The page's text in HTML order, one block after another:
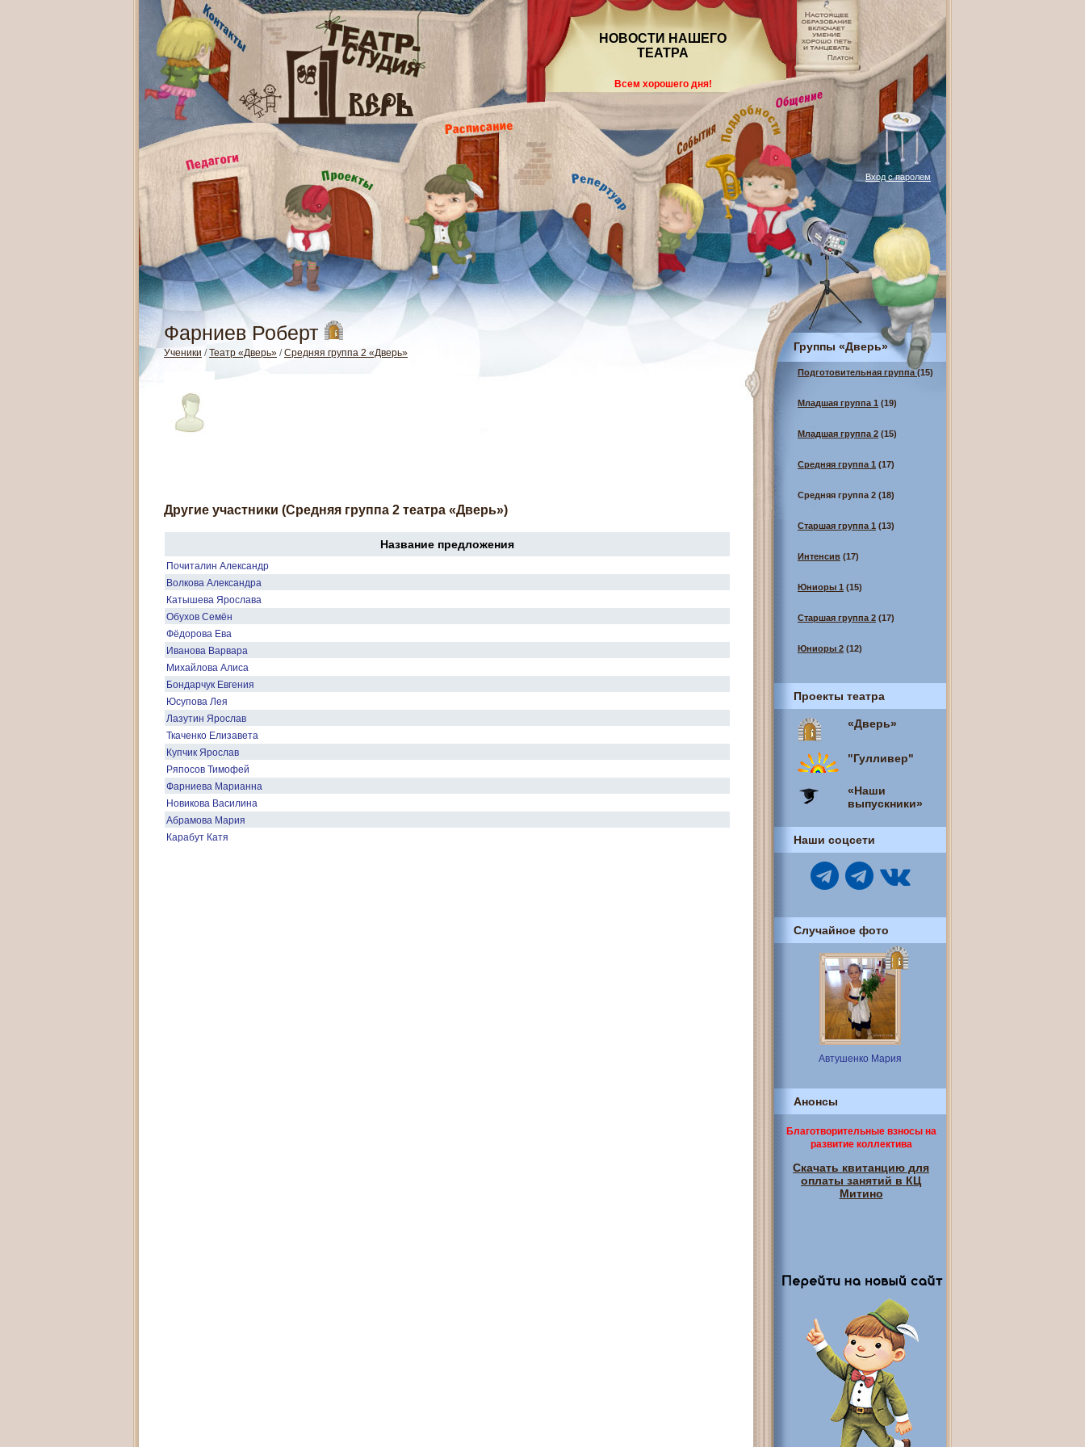
НОВОСТИ НАШЕГО
ТЕАТРА
Всем хорошего дня!
Вход с паролем
Фарниев Роберт
Ученики /Театр «Дверь» /Средняя группа 2 «Дверь»
Другие участники (Средняя группа 2 театра «Дверь»)
Название предложения
Почиталин Александр
Волкова Александра
Катышева Ярослава
Обухов Семён
Фёдорова Ева
Иванова Варвара
Михайлова Алиса
Бондарчук Евгения
Юсупова Лея
Лазутин Ярослав
Ткаченко Елизавета
Купчик Ярослав
Ряпосов Тимофей
Фарниева Марианна
Новикова Василина
Абрамова Мария
Карабут Катя
Группы «Дверь»
Подготовительная группа(15)
Младшая группа 1 (19)
Младшая группа 2 (15)
Средняя группа 1 (17)
Средняя группа 2 (18)
Старшая группа 1 (13)
Интенсив (17)
Юниоры 1 (15)
Старшая группа 2 (17)
Юниоры 2 (12)
Проекты театра
«Дверь»
"Гулливер"
«Наши
выпускники»
Наши соцсети
Случайное фото
Автушенко Мария
Анонсы
Благотворительные взносы на
развитие коллектива
Скачать квитанцию для
оплаты занятий в КЦ
Митино